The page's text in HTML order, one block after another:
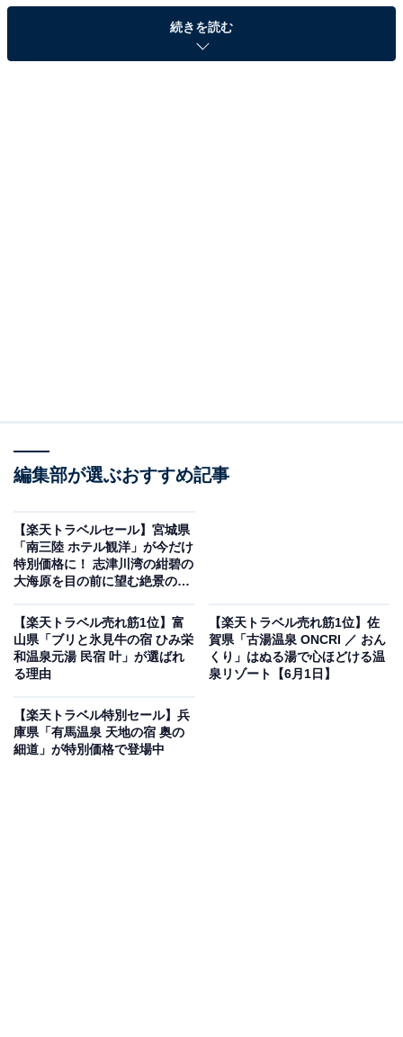
※本記事で紹介している商品の購入やサービスの利用により、売上の一部が
オールアバウトに還元されることがあります。
「那須湯本温泉 若喜旅館」は現在特別価格で宿泊可能で
す。
この宿泊施設のおすすめポイントは？
続きを読む
編集部が選ぶおすすめ記事
【楽天トラベルセール】宮城県
「南三陸 ホテル観洋」が今だけ
特別価格に！ 志津川湾の紺碧の
大海原を目の前に望む絶景の宿
【楽天トラベル売れ筋1位】富
山県「ブリと氷見牛の宿 ひみ栄
和温泉元湯 民宿 叶」が選ばれ
る理由
【楽天トラベル売れ筋1位】佐
賀県「古湯温泉 ONCRI ／ おん
くり」はぬる湯で心ほどける温
泉リゾート【6月1日】
【楽天トラベル特別セール】兵
庫県「有馬温泉 天地の宿 奥の
細道」が特別価格で登場中